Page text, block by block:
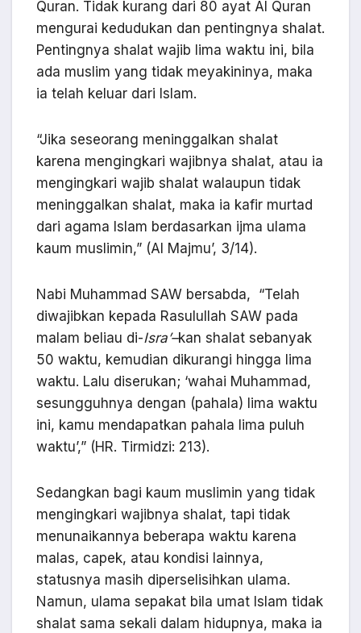
Quran. Tidak kurang dari 80 ayat Al Quran
mengurai kedudukan dan pentingnya shalat.
Pentingnya shalat wajib lima waktu ini, bila
ada muslim yang tidak meyakininya, maka
ia telah keluar dari Islam.
“Jika seseorang meninggalkan shalat
karena mengingkari wajibnya shalat, atau ia
mengingkari wajib shalat walaupun tidak
meninggalkan shalat, maka ia kafir murtad
dari agama Islam berdasarkan ijma ulama
kaum muslimin,” (Al Majmu’, 3/14).
Nabi Muhammad SAW bersabda, “Telah
diwajibkan kepada Rasulullah SAW pada
malam beliau di-Isra’–kan shalat sebanyak
50 waktu, kemudian dikurangi hingga lima
waktu. Lalu diserukan; ‘wahai Muhammad,
sesungguhnya dengan (pahala) lima waktu
ini, kamu mendapatkan pahala lima puluh
waktu’,” (HR. Tirmidzi: 213).
Sedangkan bagi kaum muslimin yang tidak
mengingkari wajibnya shalat, tapi tidak
menunaikannya beberapa waktu karena
malas, capek, atau kondisi lainnya,
statusnya masih diperselisihkan ulama.
Namun, ulama sepakat bila umat Islam tidak
shalat sama sekali dalam hidupnya, maka ia